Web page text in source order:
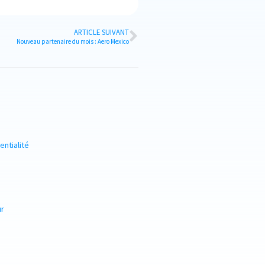
ARTICLE SUIVANT
Nouveau partenaire du mois : Aero Mexico